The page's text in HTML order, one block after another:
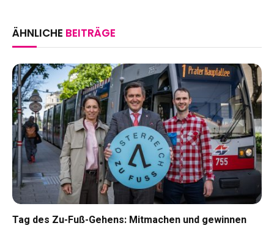
ÄHNLICHE BEITRÄGE
Tag des Zu-Fuß-Gehens: Mitmachen und gewinnen